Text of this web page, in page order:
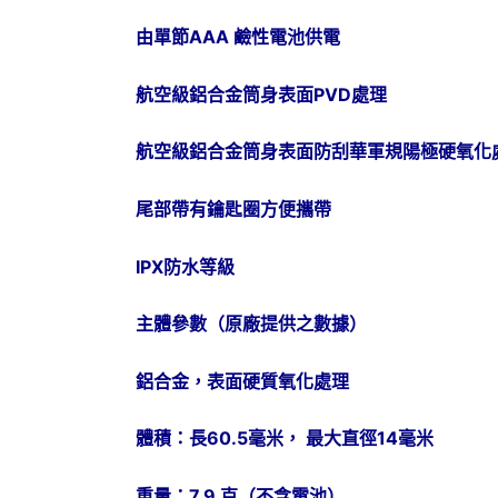
由單節AAA 鹼性電池供電
航空級鋁合金筒身表面PVD處理
航空級鋁合金筒身表面防刮華軍規陽極硬氧化
尾部帶有鑰匙圈方便攜帶
IPX防水等級
主體參數（原廠提供之數據）
鋁合金，表面硬質氧化處理
體積：長60.5毫米， 最大直徑14毫米